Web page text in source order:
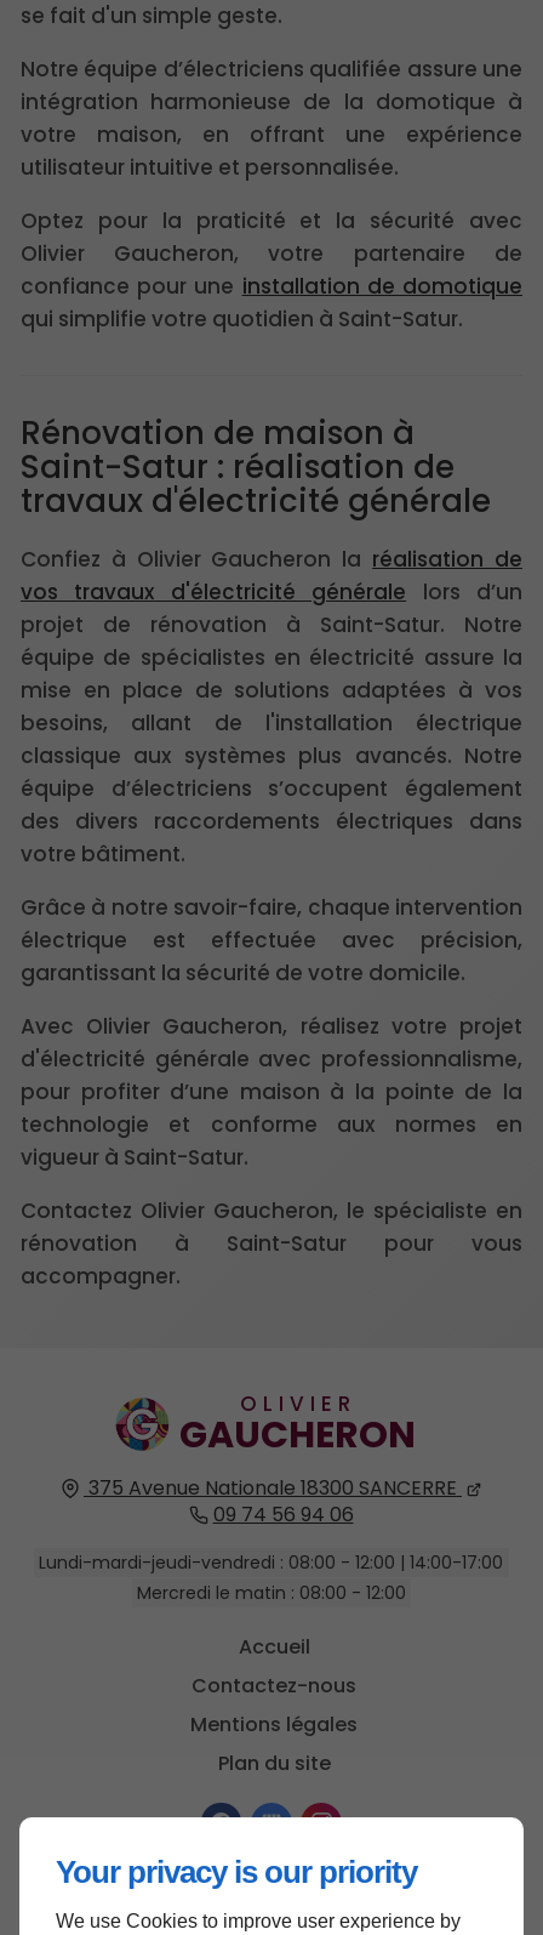
Your privacy is our priority
We use Cookies to improve user experience by
se fait d'un simple geste.
Notre équipe d’électriciens qualifiée assure une
intégration harmonieuse de la domotique à
votre maison, en offrant une expérience
utilisateur intuitive et personnalisée.
Optez pour la praticité et la sécurité avec
Olivier Gaucheron, votre partenaire de
confiance pour une installation de domotique
qui simplifie votre quotidien à Saint-Satur.
Rénovation de maison à
Saint-Satur : réalisation de
travaux d'électricité générale
Confiez à Olivier Gaucheron la réalisation de
vos travaux d'électricité générale lors d’un
projet de rénovation à Saint-Satur. Notre
équipe de spécialistes en électricité assure la
mise en place de solutions adaptées à vos
besoins, allant de l'installation électrique
classique aux systèmes plus avancés. Notre
équipe d’électriciens s’occupent également
des divers raccordements électriques dans
votre bâtiment.
Grâce à notre savoir-faire, chaque intervention
électrique est effectuée avec précision,
garantissant la sécurité de votre domicile.
Avec Olivier Gaucheron, réalisez votre projet
d'électricité générale avec professionnalisme,
pour profiter d’une maison à la pointe de la
technologie et conforme aux normes en
vigueur à Saint-Satur.
Contactez Olivier Gaucheron, le spécialiste en
rénovation à Saint-Satur pour vous
accompagner.
OLIVIER
GAUCHERON
375 Avenue Nationale 18300 SANCERRE
09 74 56 94 06
Lundi-mardi-jeudi-vendredi : 08:00 - 12:00 | 14:00-17:00
Mercredi le matin : 08:00 - 12:00
Accueil
Contactez-nous
Mentions légales
Plan du site